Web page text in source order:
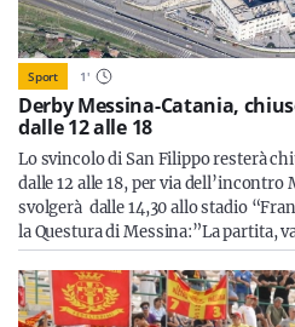
Sport 1'
Derby Messina-Catania,
dalle 12 alle 18
Lo svincolo di San Filippo resterà
dalle 12 alle 18, per via dell’incontro
svolgerà dalle 14,30 allo stadio
la Questura di Messina:”La partita,